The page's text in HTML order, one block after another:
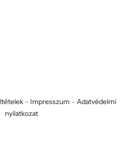
– Impresszum – Adatvédelmi
nyilatkozat